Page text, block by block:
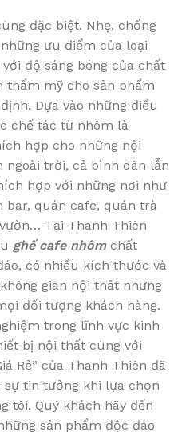
đặc biệt. Nhẹ, chống
ưu điểm của loại
độ sáng bóng của chất
mỹ cho sản phẩm
Dựa vào những điều
chế tác từ nhôm là
hợp cho những nội
ngoài trời, cả bình dân lẫn
hợp với những nơi như
bar, quán cafe, quán trà
Tại Thanh Thiên
ghế cafe nhômchất
có nhiều kích thước và
gian nội thất nhưng
đối tượng khách hàng.
trong lĩnh vực kinh
bị nội thất cùng với
Rẻ” của Thanh Thiên đã
sự tin tưởng khi lựa chọn
tôi. Quý khách hãy đến
sản phẩm độc đáo